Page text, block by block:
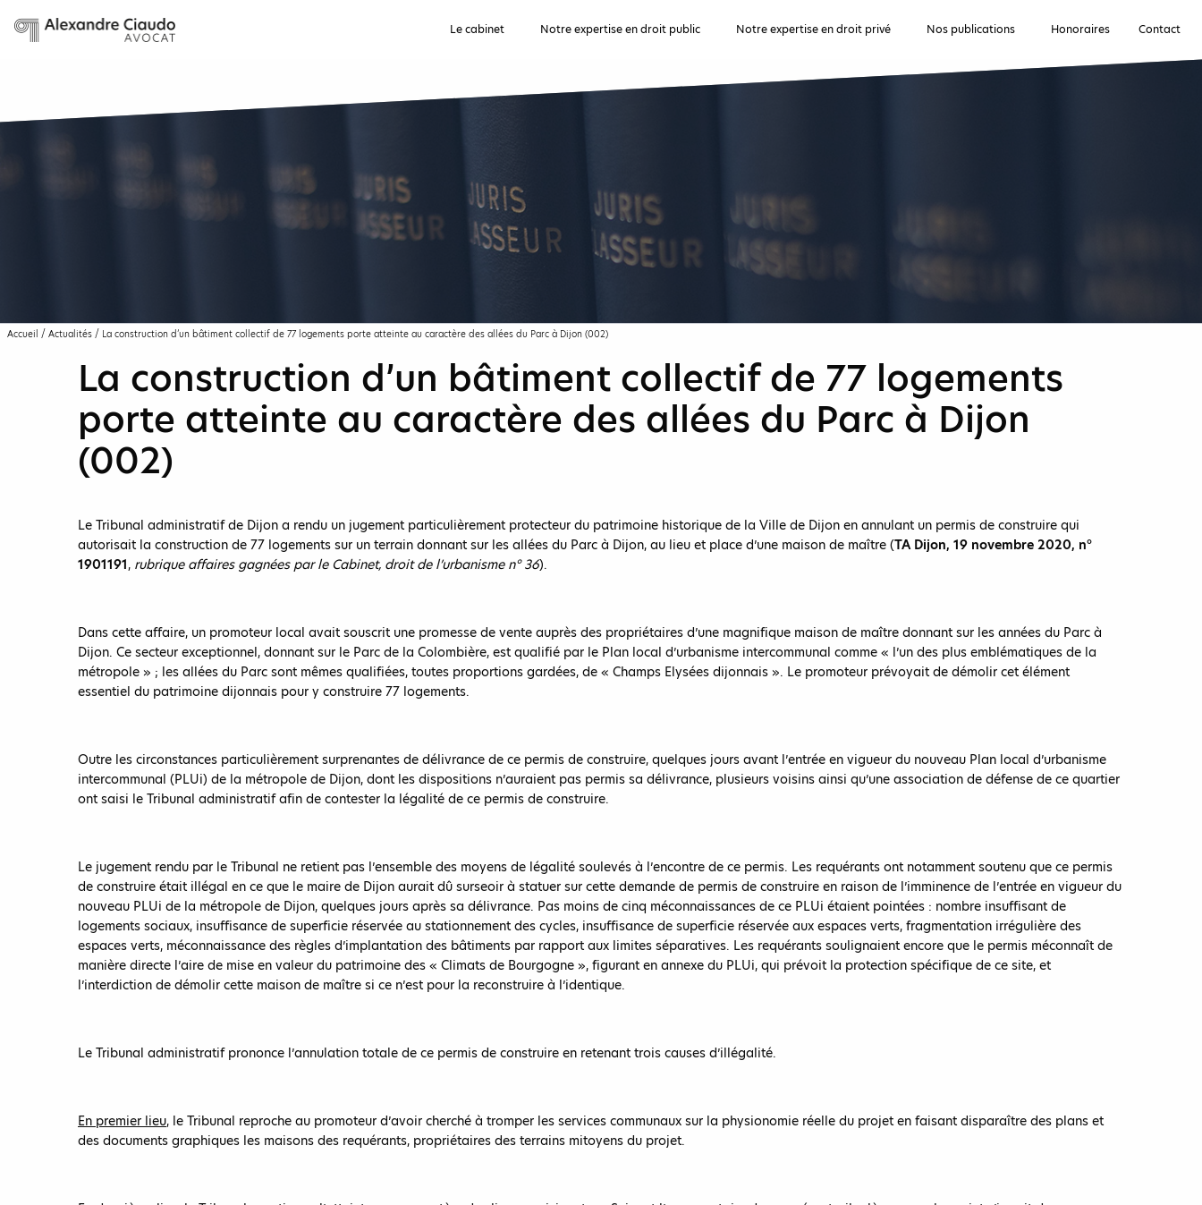
Le cabinet Notre expertise en droit public Notre expertise en droit privé Nos publications Honoraires Contact
Accueil / Actualités / La construction d’un bâtiment collectif de 77 logements porte atteinte au caractère des allées du Parc à Dijon (002)
La construction d’un bâtiment collectif de 77 logements
porte atteinte au caractère des allées du Parc à Dijon
(002)
Le Tribunal administratif de Dijon a rendu un jugement particulièrement protecteur du patrimoine historique de la Ville de Dijon en annulant un permis de construire qui
autorisait la construction de 77 logements sur un terrain donnant sur les allées du Parc à Dijon, au lieu et place d’une maison de maître (TA Dijon, 19 novembre 2020, n°
1901191, rubrique affaires gagnées par le Cabinet, droit de l’urbanisme n° 36).
Dans cette affaire, un promoteur local avait souscrit une promesse de vente auprès des propriétaires d’une magnifique maison de maître donnant sur les années du Parc à
Dijon. Ce secteur exceptionnel, donnant sur le Parc de la Colombière, est qualifié par le Plan local d’urbanisme intercommunal comme « l’un des plus emblématiques de la
métropole » ; les allées du Parc sont mêmes qualifiées, toutes proportions gardées, de « Champs Elysées dijonnais ». Le promoteur prévoyait de démolir cet élément
essentiel du patrimoine dijonnais pour y construire 77 logements.
Outre les circonstances particulièrement surprenantes de délivrance de ce permis de construire, quelques jours avant l’entrée en vigueur du nouveau Plan local d’urbanisme
intercommunal (PLUi) de la métropole de Dijon, dont les dispositions n’auraient pas permis sa délivrance, plusieurs voisins ainsi qu’une association de défense de ce quartier
ont saisi le Tribunal administratif afin de contester la légalité de ce permis de construire.
Le jugement rendu par le Tribunal ne retient pas l’ensemble des moyens de légalité soulevés à l’encontre de ce permis. Les requérants ont notamment soutenu que ce permis
de construire était illégal en ce que le maire de Dijon aurait dû surseoir à statuer sur cette demande de permis de construire en raison de l’imminence de l’entrée en vigueur du
nouveau PLUi de la métropole de Dijon, quelques jours après sa délivrance. Pas moins de cinq méconnaissances de ce PLUi étaient pointées : nombre insuffisant de
logements sociaux, insuffisance de superficie réservée au stationnement des cycles, insuffisance de superficie réservée aux espaces verts, fragmentation irrégulière des
espaces verts, méconnaissance des règles d’implantation des bâtiments par rapport aux limites séparatives. Les requérants soulignaient encore que le permis méconnaît de
manière directe l’aire de mise en valeur du patrimoine des « Climats de Bourgogne », figurant en annexe du PLUi, qui prévoit la protection spécifique de ce site, et
l’interdiction de démolir cette maison de maître si ce n’est pour la reconstruire à l’identique.
Le Tribunal administratif prononce l’annulation totale de ce permis de construire en retenant trois causes d’illégalité.
En premier lieu, le Tribunal reproche au promoteur d’avoir cherché à tromper les services communaux sur la physionomie réelle du projet en faisant disparaître des plans et
des documents graphiques les maisons des requérants, propriétaires des terrains mitoyens du projet.